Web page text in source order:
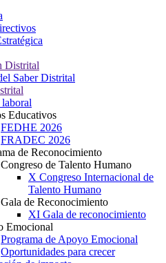
Distrital
Saber Distrital
Educativos
FEDHE 2026
FRADEC 2026
de Reconocimiento
Congreso de Talento Humano
X Congreso Internacional de
Talento Humano
Gala de Reconocimiento
XI Gala de reconocimiento
Emocional
Programa de Apoyo Emocional
Oportunidades para crecer